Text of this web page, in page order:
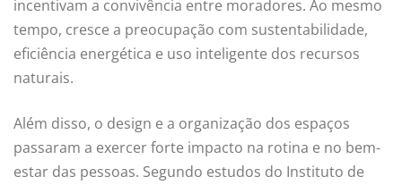
incentivam a convivência entre moradores. Ao mesmo
tempo, cresce a preocupação com sustentabilidade,
eficiência energética e uso inteligente dos recursos
naturais.
Além disso, o design e a organização dos espaços
passaram a exercer forte impacto na rotina e no bem-
estar das pessoas. Segundo estudos do Instituto de